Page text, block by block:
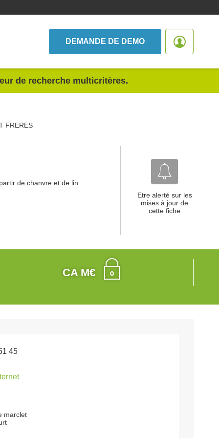
DEMANDE DE DEMO
de recherche multicritères.
FRERES
de chanvre et de lin.
Etre alerté sur les
mises à jour de
cette fiche
CA M€
45
marclet